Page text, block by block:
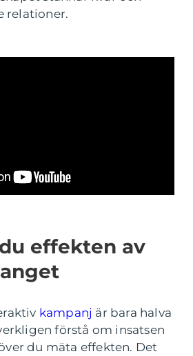
relationer.
effekten av
kampanj är bara halva
förstå om insatsen
du mäta effekten. Det